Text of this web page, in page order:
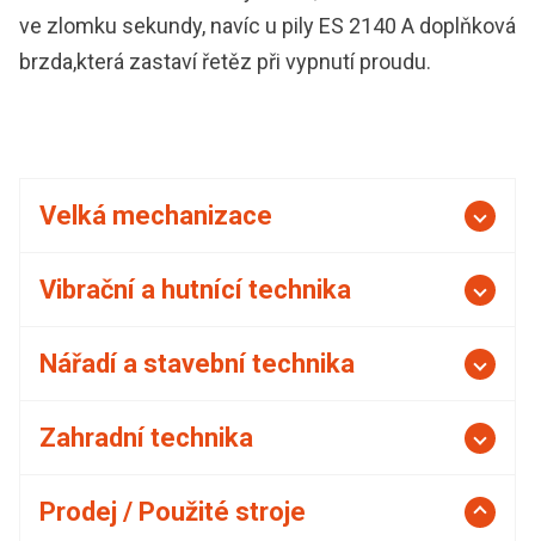
Velká mechanizace
Vibrační a hutnící technika
Nářadí a stavební technika
Zahradní technika
Prodej / Použité stroje
ve zlomku sekundy, navíc u pily ES 2140 A doplňková
brzda,která zastaví řetěz při vypnutí proudu.